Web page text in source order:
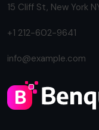
15 Cliff St, New York
+1 212-602-9641
info@example.com